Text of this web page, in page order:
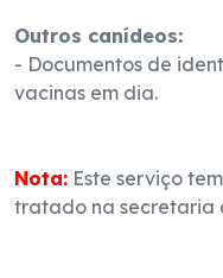
Outros canídeos:
- Documentos de
vacinas em dia.
Nota: Este serviço
tratado na secretaria